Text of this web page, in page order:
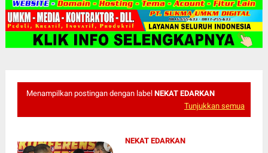
Menampilkan postingan dengan label NEKAT EDARKAN
Tunjukkan semua
NEKAT EDARKAN